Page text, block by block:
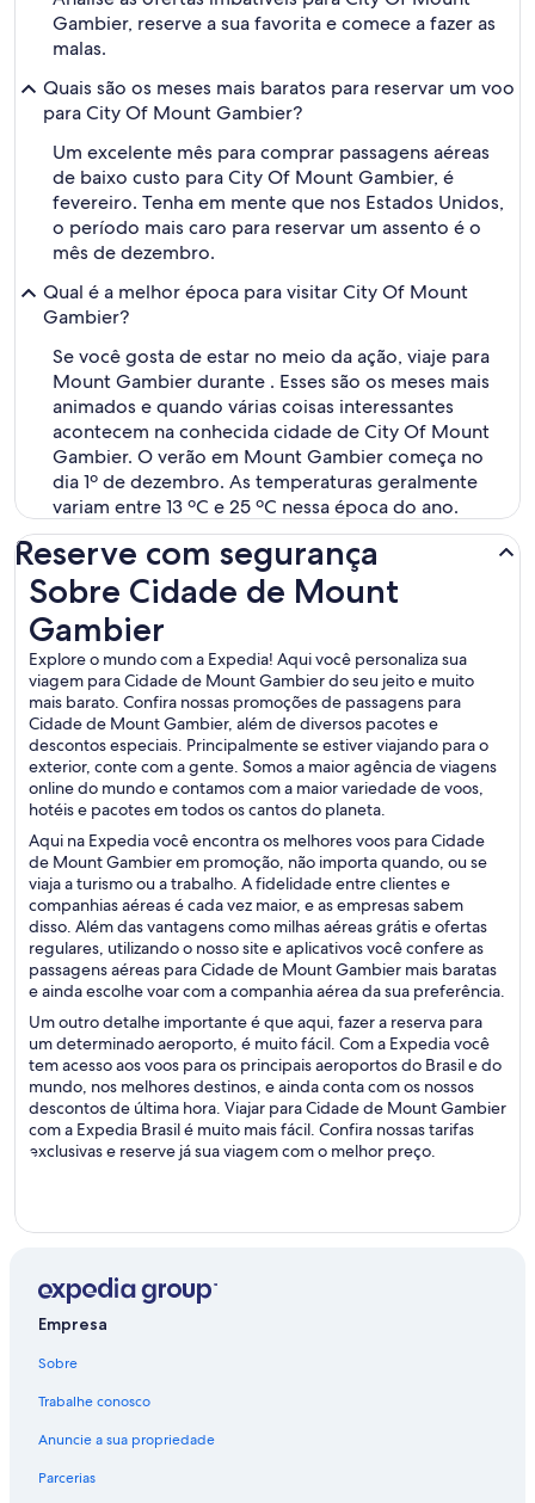
Gambier, reserve a sua favorita e comece a fazer as
malas.
Quais são os meses mais baratos para reservar um voo
para City Of Mount Gambier?
Um excelente mês para comprar passagens aéreas
de baixo custo para City Of Mount Gambier, é
fevereiro. Tenha em mente que nos Estados Unidos,
o período mais caro para reservar um assento é o
mês de dezembro.
Qual é a melhor época para visitar City Of Mount
Gambier?
Se você gosta de estar no meio da ação, viaje para
Mount Gambier durante . Esses são os meses mais
animados e quando várias coisas interessantes
acontecem na conhecida cidade de City Of Mount
Gambier. O verão em Mount Gambier começa no
dia 1º de dezembro. As temperaturas geralmente
variam entre 13 ºC e 25 ºC nessa época do ano.
Reserve com segurança
Sobre Cidade de Mount
Gambier
Explore o mundo com a Expedia! Aqui você personaliza sua
viagem para Cidade de Mount Gambier do seu jeito e muito
mais barato. Confira nossas promoções de passagens para
Cidade de Mount Gambier, além de diversos pacotes e
descontos especiais. Principalmente se estiver viajando para o
exterior, conte com a gente. Somos a maior agência de viagens
online do mundo e contamos com a maior variedade de voos,
hotéis e pacotes em todos os cantos do planeta.
Aqui na Expedia você encontra os melhores voos para Cidade
de Mount Gambier em promoção, não importa quando, ou se
viaja a turismo ou a trabalho. A fidelidade entre clientes e
companhias aéreas é cada vez maior, e as empresas sabem
disso. Além das vantagens como milhas aéreas grátis e ofertas
regulares, utilizando o nosso site e aplicativos você confere as
passagens aéreas para Cidade de Mount Gambier mais baratas
e ainda escolhe voar com a companhia aérea da sua preferência.
Um outro detalhe importante é que aqui, fazer a reserva para
um determinado aeroporto, é muito fácil. Com a Expedia você
tem acesso aos voos para os principais aeroportos do Brasil e do
mundo, nos melhores destinos, e ainda conta com os nossos
descontos de última hora. Viajar para Cidade de Mount Gambier
com a Expedia Brasil é muito mais fácil. Confira nossas tarifas
exclusivas e reserve já sua viagem com o melhor preço.
Sobre Cidade de Mount Gambier
Empresa
Sobre
Trabalhe conosco
Anuncie a sua propriedade
Parcerias